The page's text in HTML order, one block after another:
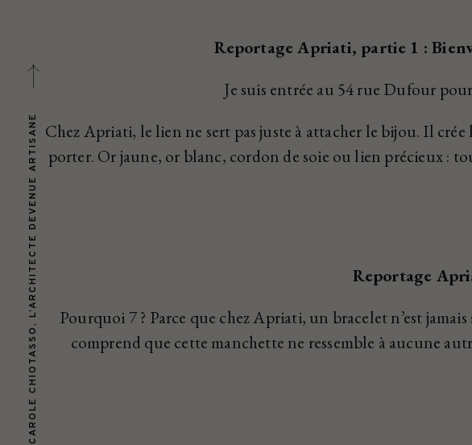
Reportage Apriati, partie 1 :
Je suis entrée au 54 rue Dufour
Chez Apriati, le lien ne sert pas juste à attacher le bijou. Il crée
porter. Or jaune, or blanc, cordon de soie ou lien précieux :
Reportage
Pourquoi 7 ? Parce que chez Apriati, un bracelet n’est jamais
comprend que cette manchette ne ressemble à aucune
CAROLE CHIOTASSO, L’ARCHITECTE DEVENUE ARTISANE